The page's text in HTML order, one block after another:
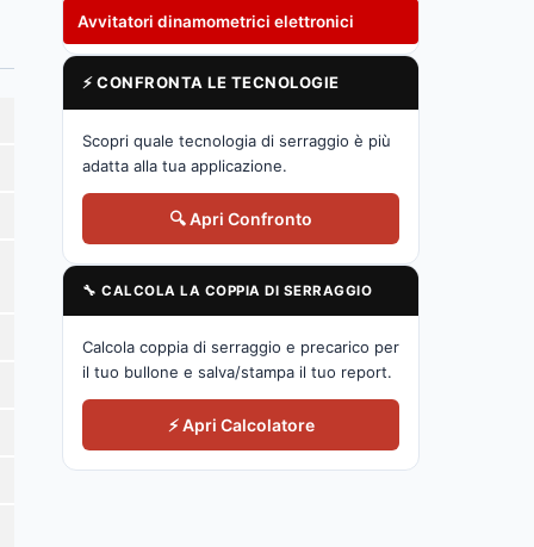
Avvitatori dinamometrici elettronici
⚡ CONFRONTA LE TECNOLOGIE
Scopri quale tecnologia di serraggio è più
adatta alla tua applicazione.
🔍 Apri Confronto
🔧 CALCOLA LA COPPIA DI SERRAGGIO
Calcola coppia di serraggio e precarico per
il tuo bullone e salva/stampa il tuo report.
⚡ Apri Calcolatore